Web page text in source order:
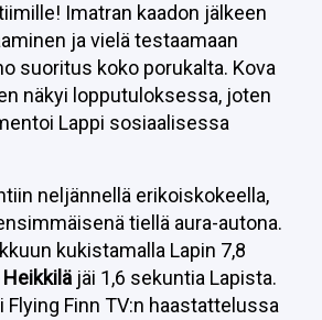
Imatran kaadon jälkeen
ja vielä testaamaan
suoritus koko porukalta. Kova
näkyi lopputuloksessa, joten
Lappi sosiaalisessa
neljännellä erikoiskokeella,
tiellä aura-autona.
kukistamalla Lapin 7,8
Heikkilä jäi 1,6 sekuntia Lapista.
Flying Finn TV:n haastattelussa